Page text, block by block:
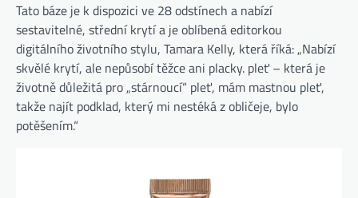
Tato báze je k dispozici ve 28 odstínech a nabízí
sestavitelné, střední krytí a je oblíbená editorkou
digitálního životního stylu, Tamara Kelly, která říká: „Nabízí
skvělé krytí, ale nepůsobí těžce ani placky. pleť – která je
životně důležitá pro „stárnoucí“ pleť, mám mastnou pleť,
takže najít podklad, který mi nestéká z obličeje, bylo
potěšením.“